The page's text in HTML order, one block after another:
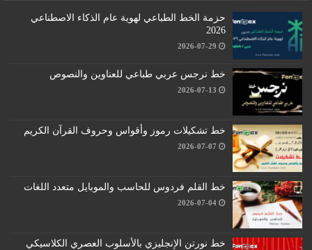
حزمة الخط الطباعي لهوية عام الذكاء الاصطناعي
2026
2026-07-29
خط نرجس عربي طباعي للعناوين والنصوص
2026-07-13
خط تشكيلات رموز وأقواس وحروف القرآن الكريم
2026-07-07
خط القلم فردوس للحاسب والموبايل متعدد اللغات
2026-07-04
خط نورتن الإنجليزي بالأسلوب العصري الكلاسيكي